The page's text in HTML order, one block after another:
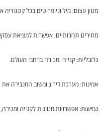
מגוון עצום: מיליוני פריטים בכל קטגוריה
מחירים תחרותיים: אפשרות למציאת
גלובליות: קנייה ומכירה ברחבי העולם.
אמינות: מערכת דירוג ומשוב המגבירה את
גמישות: אפשרויות מגוונות לקנייה